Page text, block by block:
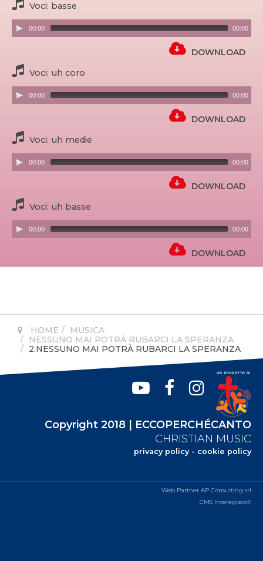
Voci: basse
00:00 00:00
DOWNLOAD
Voci: uh coro
00:00 00:00
DOWNLOAD
Voci: uh medie
00:00 00:00
DOWNLOAD
Voci: uh basse
00:00 00:00
DOWNLOAD
HOME
MUSICA
NESSUNO MAI POTRÀ RUBARCI LA SPERANZA
2.NESSUNO MAI POTRÀ RUBARCI LA SPERANZA
Copyright 2018 | ECCOPERCHÉCANTO
CHRISTIAN MUSIC
privacy policy- cookie policy
Web Partner AP Consulting srl
CMS Interagisco®